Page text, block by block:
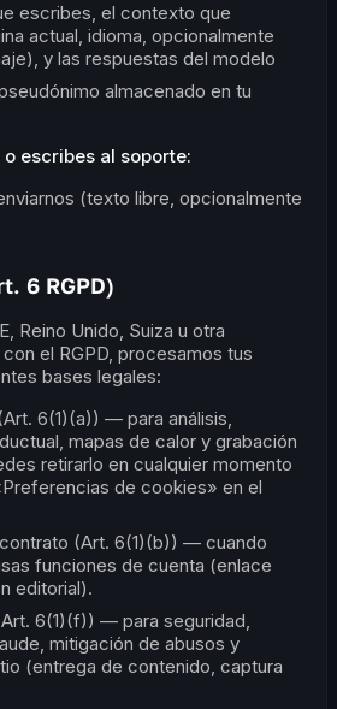
escribes, el contexto que
actual, idioma, opcionalmente
y las respuestas del modelo
almacenado en tu
escribes al soporte:
(texto libre, opcionalmente
6 RGPD)
Reino Unido, Suiza u otra
el RGPD, procesamos tus
bases legales:
6(1)(a)) — para análisis,
mapas de calor y grabación
retirarlo en cualquier momento
de cookies» en el
(Art. 6(1)(b)) — cuando
funciones de cuenta (enlace
editorial).
6(1)(f)) — para seguridad,
mitigación de abusos y
(entrega de contenido, captura